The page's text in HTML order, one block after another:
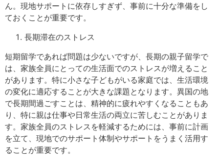
ん。現地サポートに依存しすぎず、事前に十分な準備をし
ておくことが重要です。
長期滞在のストレス
短期留学であれば問題は少ないですが、長期の親子留学で
は、家族全員にとっての生活面でのストレスが増えること
があります。特に小さな子どもがいる家庭では、生活環境
の変化に適応することが大きな課題となります。異国の地
で長期間過ごすことは、精神的に疲れやすくなることもあ
り、特に親は仕事や日常生活の両立に苦しむことがありま
す。家族全員のストレスを軽減するためには、事前に計画
を立て、現地でのサポート体制やサポートをうまく活用す
ることが重要です。